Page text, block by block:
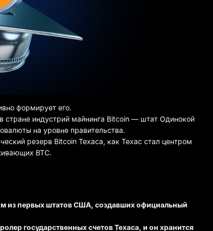
формирует его.
стране индустрий майнинга Bitcoin — штат Одинокой
на уровне правительства.
резерв Bitcoin Техаса, как Техас стал центром
BTC.
из первых штатов США, создавших официальный
государственных счетов Техаса, и он хранится